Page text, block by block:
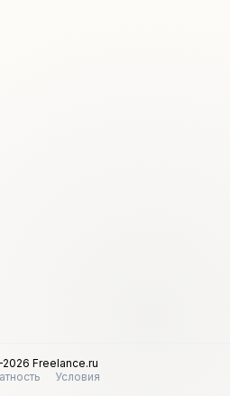
Freelance.ru
Условия